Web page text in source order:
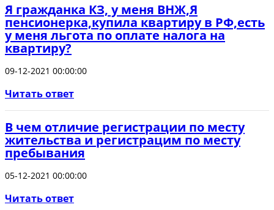
Я гражданка КЗ, у меня ВНЖ,Я
пенсионерка,купила квартиру в РФ,есть
у меня льгота по оплате налога на
квартиру?
09-12-2021 00:00:00
Читать ответ
В чем отличие регистрации по месту
жительства и регистрацим по месту
пребывания
05-12-2021 00:00:00
Читать ответ